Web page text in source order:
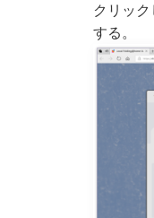
クリック
する。